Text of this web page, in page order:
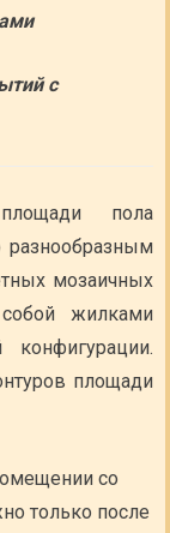
пола
мозаичных
жилками
площади
со
только после